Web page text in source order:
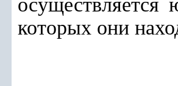
которых они